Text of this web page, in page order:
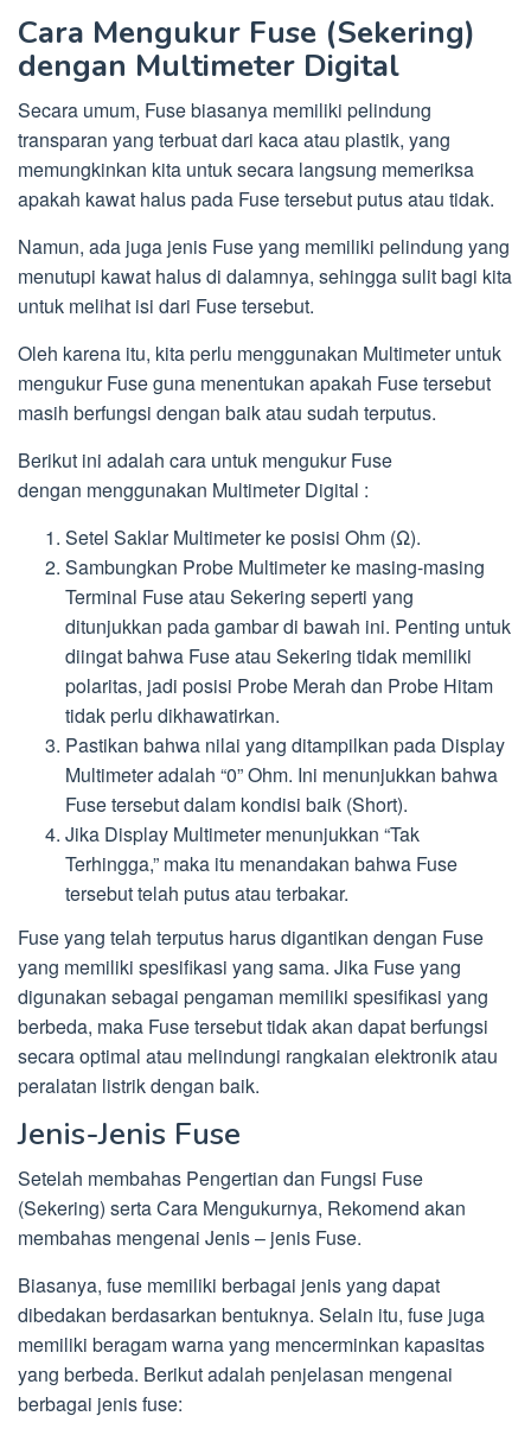
Cara Mengukur Fuse (Sekering)
dengan Multimeter Digital
Secara umum, Fuse biasanya memiliki pelindung
transparan yang terbuat dari kaca atau plastik, yang
memungkinkan kita untuk secara langsung memeriksa
apakah kawat halus pada Fuse tersebut putus atau tidak.
Namun, ada juga jenis Fuse yang memiliki pelindung yang
menutupi kawat halus di dalamnya, sehingga sulit bagi kita
untuk melihat isi dari Fuse tersebut.
Oleh karena itu, kita perlu menggunakan Multimeter untuk
mengukur Fuse guna menentukan apakah Fuse tersebut
masih berfungsi dengan baik atau sudah terputus.
Berikut ini adalah cara untuk mengukur Fuse
dengan menggunakan Multimeter Digital :
Setel Saklar Multimeter ke posisi Ohm (Ω).
Sambungkan Probe Multimeter ke masing-masing
Terminal Fuse atau Sekering seperti yang
ditunjukkan pada gambar di bawah ini. Penting untuk
diingat bahwa Fuse atau Sekering tidak memiliki
polaritas, jadi posisi Probe Merah dan Probe Hitam
tidak perlu dikhawatirkan.
Pastikan bahwa nilai yang ditampilkan pada Display
Multimeter adalah “0” Ohm. Ini menunjukkan bahwa
Fuse tersebut dalam kondisi baik (Short).
Jika Display Multimeter menunjukkan “Tak
Terhingga,” maka itu menandakan bahwa Fuse
tersebut telah putus atau terbakar.
Fuse yang telah terputus harus digantikan dengan Fuse
yang memiliki spesifikasi yang sama. Jika Fuse yang
digunakan sebagai pengaman memiliki spesifikasi yang
berbeda, maka Fuse tersebut tidak akan dapat berfungsi
secara optimal atau melindungi rangkaian elektronik atau
peralatan listrik dengan baik.
Jenis-Jenis Fuse
Setelah membahas Pengertian dan Fungsi Fuse
(Sekering) serta Cara Mengukurnya, Rekomend akan
membahas mengenai Jenis – jenis Fuse.
Biasanya, fuse memiliki berbagai jenis yang dapat
dibedakan berdasarkan bentuknya. Selain itu, fuse juga
memiliki beragam warna yang mencerminkan kapasitas
yang berbeda. Berikut adalah penjelasan mengenai
berbagai jenis fuse: